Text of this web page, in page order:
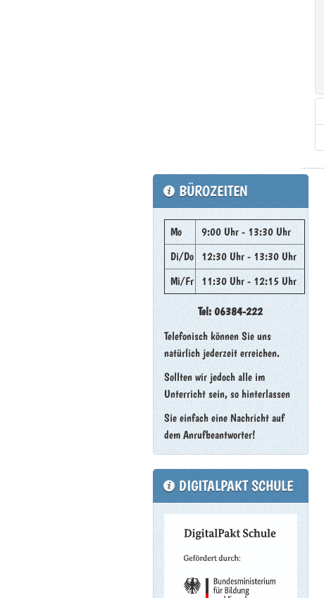
BÜROZEITEN
Mo
9:00 Uhr - 13:30 Uhr
Di/Do
12:30 Uhr - 13:30 Uhr
Mi/Fr
11:30 Uhr - 12:15 Uhr
Tel: 06384-222
Telefonisch können Sie uns
natürlich jederzeit erreichen.
Sollten wir jedoch alle im
Unterricht sein, so hinterlassen
Sie einfach eine Nachricht auf
dem Anrufbeantworter!
DIGITALPAKT SCHULE